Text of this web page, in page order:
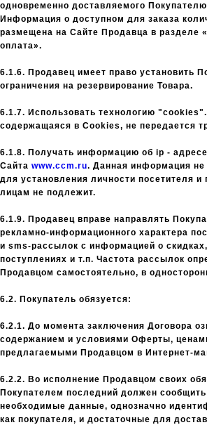
одновременно доставляемого
Информация о доступном для заказа
размещена на Сайте Продавца в разделе
оплата».
6.1.6. Продавец имеет право установить
ограничения на резервирование Товара.
6.1.7. Использовать технологию
содержащаяся в Cookies, не передается
6.1.8. Получать информацию об ip -
Сайта www.ccm.ru. Данная информация не
для установления личности посетителя и
лицам не подлежит.
6.1.9. Продавец вправе направлять
рекламно-информационного характера
и sms-рассылок с информацией о
поступлениях и т.п. Частота рассылок
Продавцом самостоятельно, в
6.2. Покупатель обязуется:
6.2.1. До момента заключения Договора
содержанием и условиями Оферты,
предлагаемыми Продавцом в Интернет-
6.2.2. Во исполнение Продавцом своих
Покупателем последний должен сообщить
необходимые данные, однозначно
как покупателя, и достаточные для